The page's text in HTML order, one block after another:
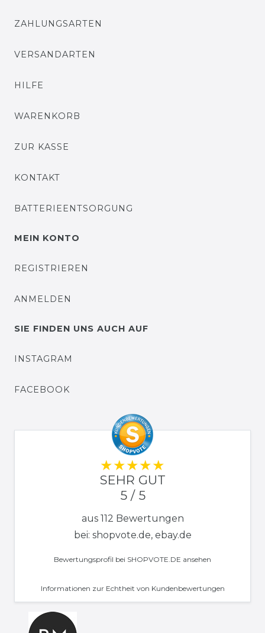
ZAHLUNGSARTEN
VERSANDARTEN
HILFE
WARENKORB
ZUR KASSE
KONTAKT
BATTERIEENTSORGUNG
MEIN KONTO
REGISTRIEREN
ANMELDEN
SIE FINDEN UNS AUCH AUF
INSTAGRAM
FACEBOOK
SEHR GUT
5 / 5
aus 112 Bewertungen
bei: shopvote.de, ebay.de
Bewertungsprofil bei SHOPVOTE.DE ansehen
Informationen zur Echtheit von Kundenbewertungen